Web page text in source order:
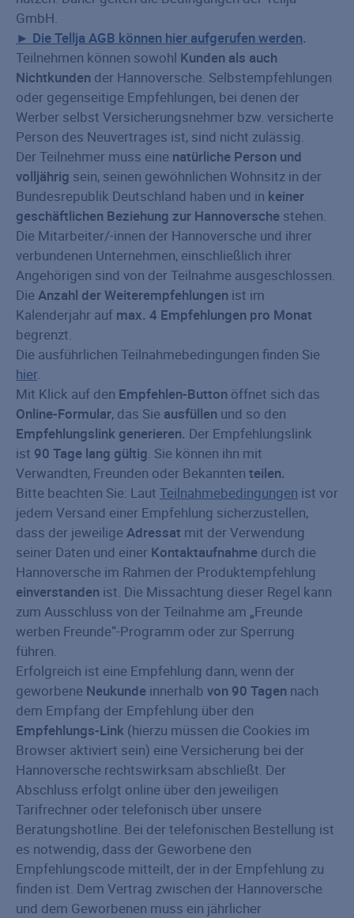
GmbH.
► Die Tellja AGB können hier aufgerufen werden.
Teilnehmen können sowohl Kunden als auch
Nichtkunden der Hannoversche. Selbstempfehlungen
oder gegenseitige Empfehlungen, bei denen der
Werber selbst Versicherungs­nehmer bzw. versicherte
Person des Neuvertrages ist, sind nicht zulässig.
Der Teilnehmer muss eine natürliche Person und
volljährig sein, seinen gewöhnlichen Wohnsitz in der
Bundesrepublik Deutschland haben und in keiner
geschäftlichen Beziehung zur Hannoversche stehen.
Die Mitarbeiter/-innen der Hannoversche und ihrer
verbundenen Unternehmen, einschließlich ihrer
Angehörigen sind von der Teilnahme ausgeschlossen.
Die Anzahl der Weiterempfehlungen ist im
Kalenderjahr auf max. 4 Empfehlungen pro Monat
begrenzt.
Die ausführlichen Teilnahmebedingungen finden Sie
hier.
Mit Klick auf den Empfehlen-Button öffnet sich das
Online-Formular, das Sie ausfüllen und so den
Empfehlungslink generieren. Der Empfehlungslink
ist 90 Tage lang gültig. Sie können ihn mit
Verwandten, Freunden oder Bekannten teilen.
Bitte beachten Sie: Laut Teilnahmebedingungen ist vor
jedem Versand einer Empfehlung sicherzustellen,
dass der jeweilige Adressat mit der Verwendung
seiner Daten und einer Kontaktaufnahme durch die
Hannoversche im Rahmen der Produktempfehlung
einverstanden ist. Die Missachtung dieser Regel kann
zum Ausschluss von der Teilnahme am „Freunde
werben Freunde“-Programm oder zur Sperrung
führen.
Erfolgreich ist eine Empfehlung dann, wenn der
geworbene Neukunde innerhalb von 90 Tagen nach
dem Empfang der Empfehlung über den
Empfehlungs-Link (hierzu müssen die Cookies im
Browser aktiviert sein) eine Versicherung bei der
Hannoversche rechtswirksam abschließt. Der
Abschluss erfolgt online über den jeweiligen
Tarifrechner oder telefonisch über unsere
Beratungshotline. Bei der telefonischen Bestellung ist
es notwendig, dass der Geworbene den
Empfehlungscode mitteilt, der in der Empfehlung zu
finden ist. Dem Vertrag zwischen der Hannoversche
und dem Geworbenen muss ein jährlicher